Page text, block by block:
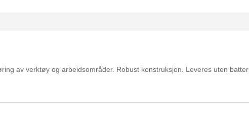
av verktøy og arbeidsområder. Robust konstruksjon. Leveres uten